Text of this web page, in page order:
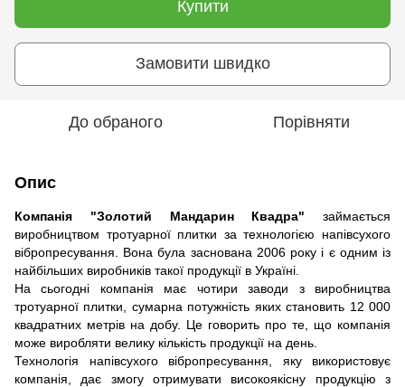
Купити
Замовити швидко
До обраного Порівняти
Опис
Компанія "Золотий Мандарин Квадра" займається
виробництвом тротуарної плитки за технологією напівсухого
вібропресування. Вона була заснована 2006 року і є одним із
найбільших виробників такої продукції в Україні.
На сьогодні компанія має чотири заводи з виробництва
тротуарної плитки, сумарна потужність яких становить 12 000
квадратних метрів на добу. Це говорить про те, що компанія
може виробляти велику кількість продукції на день.
Технологія напівсухого вібропресування, яку використовує
компанія, дає змогу отримувати високоякісну продукцію з